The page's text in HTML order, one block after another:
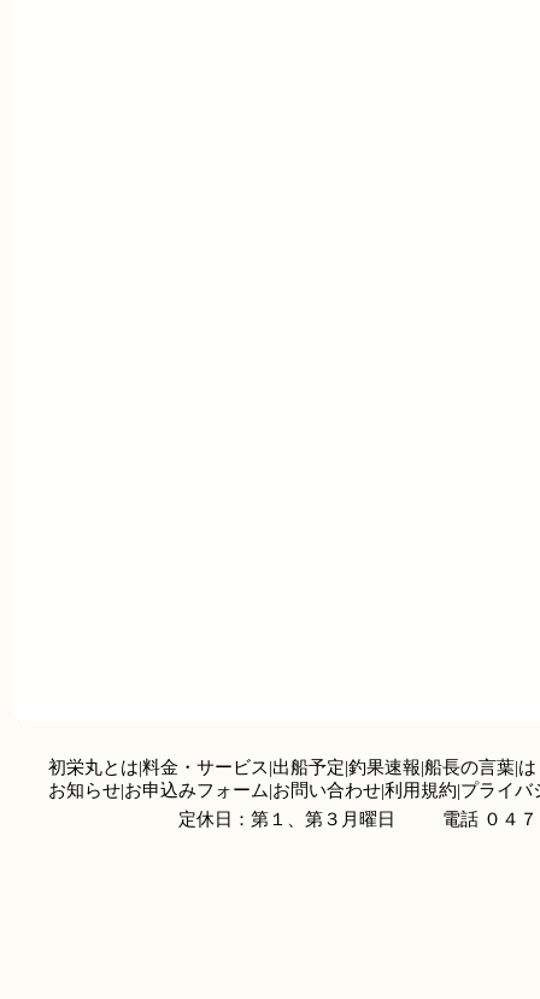
初栄丸とは|料金・サービス|出船予定|釣果速報|船長の言葉|
お知らせ|お申込みフォーム|お問い合わせ|利用規約|プライバ
定休日：第１、第３月曜日
電話 ０４